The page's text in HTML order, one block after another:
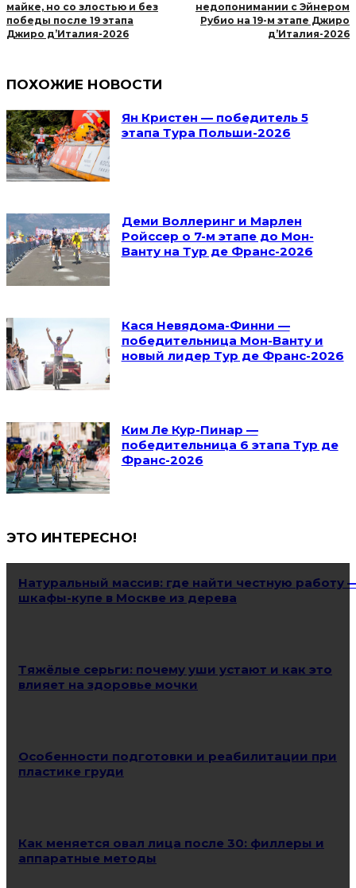
майке, но со злостью и без
победы после 19 этапа
Джиро д’Италия-2026
недопонимании с Эйнером
Рубио на 19-м этапе Джиро
д’Италия-2026
ПОХОЖИЕ НОВОСТИ
Ян Кристен — победитель 5
этапа Тура Польши-2026
Деми Воллеринг и Марлен
Ройссер о 7-м этапе до Мон-
Ванту на Тур де Франс-2026
Кася Невядома-Финни —
победительница Мон-Ванту и
новый лидер Тур де Франс-2026
Ким Ле Кур-Пинар —
победительница 6 этапа Тур де
Франс-2026
ЭТО ИНТЕРЕСНО!
Натуральный массив: где найти честную работу
шкафы-купе в Москве из дерева
Тяжёлые серьги: почему уши устают и как это
влияет на здоровье мочки
Особенности подготовки и реабилитации при
пластике груди
Как меняется овал лица после 30: филлеры и
аппаратные методы